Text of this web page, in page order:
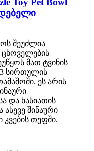
შეუძლია
ცხოველების
მათ ტვინის
3 სირთულის
ეს არის
და ხასიათის
ასევე შინაური
თეფში.